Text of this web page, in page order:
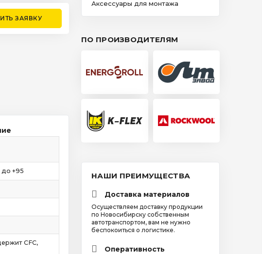
ЗАЯВКУ
+95
CFC,
Аксессуары для монтажа
ПО ПРОИЗВОДИТЕЛЯМ
НАШИ ПРЕИМУЩЕСТВА
Доставка материалов
Осуществляем доставку продукции
по Новосибирску собственным
автотранспортом, вам не нужно
беспокоиться о логистике.
Оперативность